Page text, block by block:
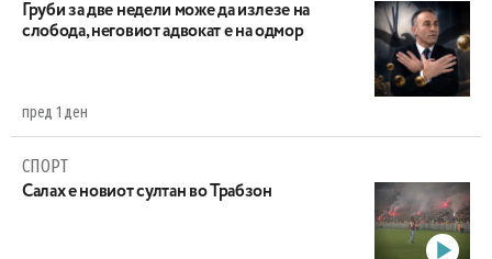
Груби за две недели може да излезе на
слобода, неговиот адвокат е на одмор
пред 1 ден
СПОРТ
Салах е новиот султан во Трабзон